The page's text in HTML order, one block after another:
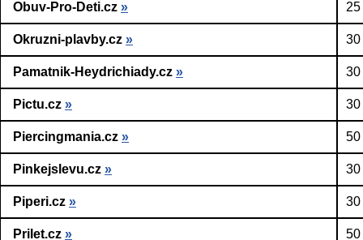
Obuv-Pro-Deti.cz »
Okruzni-plavby.cz » 30
Pamatnik-Heydrichiady.cz » 30
Pictu.cz » 30
Piercingmania.cz » 50
Pinkejslevu.cz » 30
Piperi.cz » 30
Prilet.cz » 50